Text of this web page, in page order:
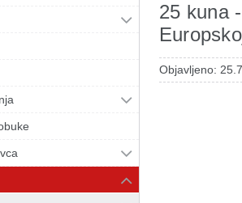
25 kuna
Objavljeno: